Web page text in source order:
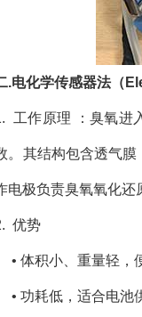
.电化学传感器法（
工作原理 ：臭氧进
。其结构包含透气
电极负责臭氧氧化还
优势
• 体积小、重量轻，
• 功耗低，适合电池